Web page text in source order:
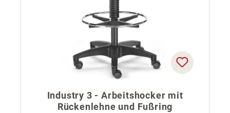
Industry 3 - Arbeitshocker mit
Rückenlehne und Fußring